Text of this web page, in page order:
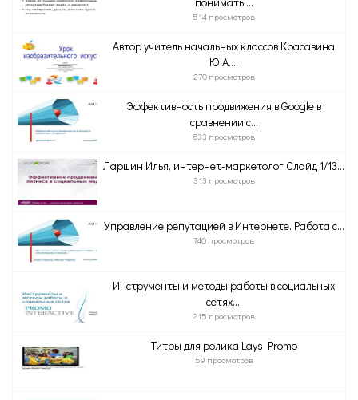
514 просмотров
Автор учитель начальных классов Красавина
Ю.А....
270 просмотров
Эффективность продвижения в Google в
сравнении с...
833 просмотров
Ларшин Илья, интернет-маркетолог Слайд 1/13...
313 просмотров
Управление репутацией в Интернете. Работа с...
740 просмотров
Инструменты и методы работы в социальных
сетях....
215 просмотров
Титры для ролика Lays Promo
59 просмотров